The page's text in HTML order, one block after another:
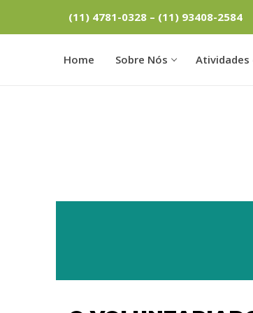
(11) 4781-0328 – (11) 93408-2584
Home Sobre Nós Atividades